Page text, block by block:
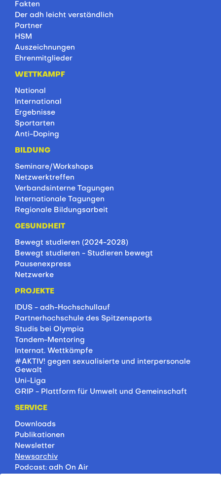
Fakten
Der adh leicht verständlich
Partner
HSM
Auszeichnungen
Ehrenmitglieder
WETTKAMPF
National
International
Ergebnisse
Sportarten
Anti-Doping
BILDUNG
Seminare/Workshops
Netzwerktreffen
Verbandsinterne Tagungen
Internationale Tagungen
Regionale Bildungsarbeit
GESUNDHEIT
Bewegt studieren (2024-2028)
Bewegt studieren - Studieren bewegt
Pausenexpress
Netzwerke
PROJEKTE
IDUS - adh-Hochschullauf
Partnerhochschule des Spitzensports
Studis bei Olympia
Tandem-Mentoring
Internat. Wettkämpfe
#AKTIV! gegen sexualisierte und interpersonale
Gewalt
Uni-Liga
GRIP - Plattform für Umwelt und Gemeinschaft
SERVICE
Downloads
Publikationen
Newsletter
Newsarchiv
Podcast: adh On Air